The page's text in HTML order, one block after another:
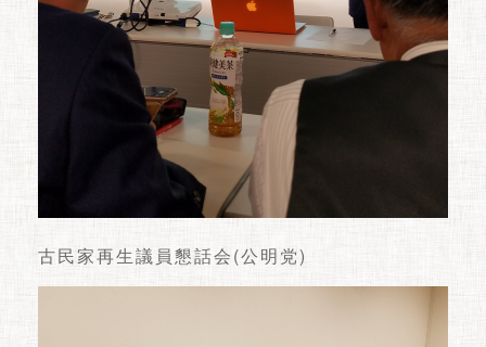
古民家再生議員懇話会(公明党)